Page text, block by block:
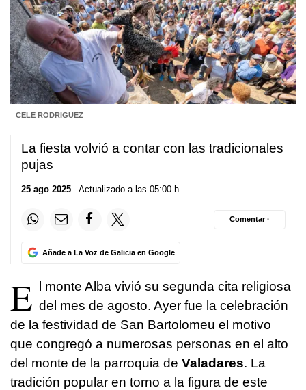
CELE RODRIGUEZ
La fiesta volvió a contar con las tradicionales
pujas
25 ago 2025 . Actualizado a las 05:00 h.
Añade a La Voz de Galicia en Google
Comentar ·
E l monte Alba vivió su segunda cita religiosa
del mes de agosto. Ayer fue la celebración
de la festividad de San Bartolomeu el motivo
que congregó a numerosas personas en el alto
del monte de la parroquia de Valadares. La
tradición popular en torno a la figura de este